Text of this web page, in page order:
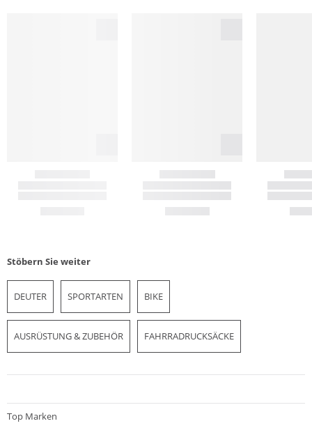
Stöbern Sie weiter
DEUTER SPORTARTEN BIKE
AUSRÜSTUNG & ZUBEHÖR FAHRRADRUCKSÄCKE
Top Marken